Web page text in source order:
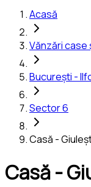
Acasă
Vănzări case
București -
Sector 6
Casă -
Casă -